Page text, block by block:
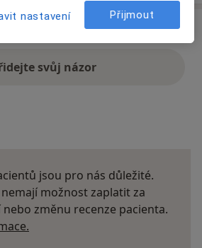
svůj názor
jsou pro nás důležité.
možnost zaplatit za
změnu recenze pacienta.
nastavení Přijmout